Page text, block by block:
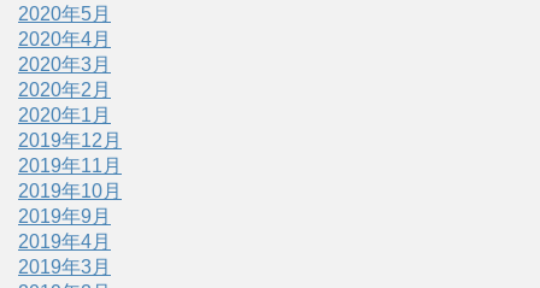
2020年5月
2020年4月
2020年3月
2020年2月
2020年1月
2019年12月
2019年11月
2019年10月
2019年9月
2019年4月
2019年3月